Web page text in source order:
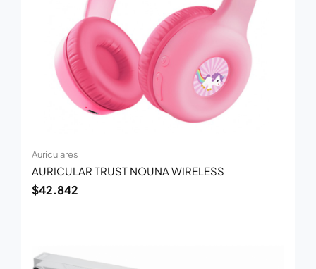
Auriculares
AURICULAR TRUST NOUNA WIRELESS
$42.842